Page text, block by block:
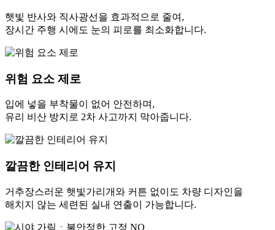
햇빛 반사와 직사광선을 효과적으로 줄여,
장시간 주행 시에도 눈의 피로를 최소화합니다.
위험 요소 제로
입에 넣을 부착물이 없어 안전하며,
유리 비산 방지로 2차 사고까지 막아줍니다.
깔끔한 인테리어 유지
거추장스러운 햇빛가리개와 커튼 없이도 차량 디자인을
해치지 않는 세련된 실내 연출이 가능합니다.